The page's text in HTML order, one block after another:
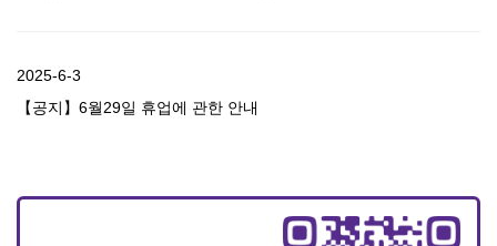
2025-6-3
【공지】6월29일 휴업에 관한 안내